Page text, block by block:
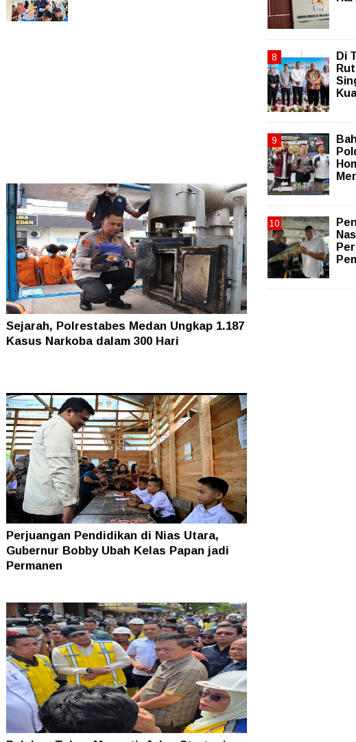
Sejarah, Polrestabes Medan Ungkap 1.187
Kasus Narkoba dalam 300 Hari
Perjuangan Pendidikan di Nias Utara,
Gubernur Bobby Ubah Kelas Papan jadi
Permanen
Di